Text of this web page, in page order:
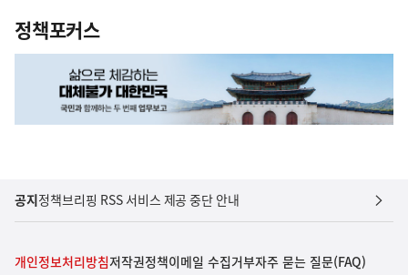
정책포커스
공지정책브리핑 RSS 서비스 제공 중단 안내
개인정보처리방침저작권정책이메일 수집거부자주 묻는 질문(FAQ)